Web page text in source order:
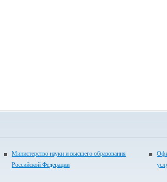
Министерство науки и высшего образования
Российской Федерации